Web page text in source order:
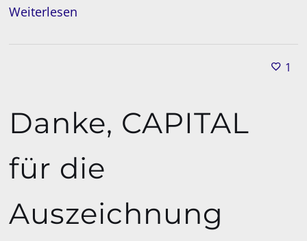
Weiterlesen
1
Danke, CAPITAL
für die
Auszeichnung